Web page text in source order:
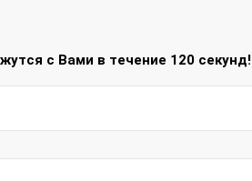
с Вами в течение 120 секунд!